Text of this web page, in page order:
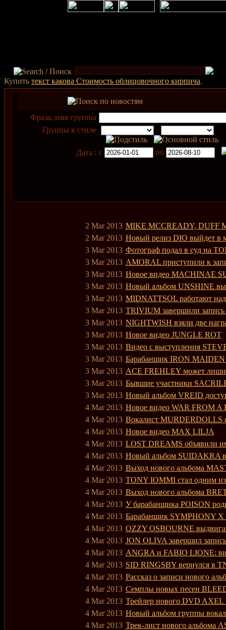
Купить текст какова Стоимость облицовочного кирпича.
Фраза, имя группы
Группы в стиле
Дата : с по
2 Mar 2013 MIKE MCCREADY, DUFF
2 Mar 2013 Новый релиз DIO выйдет в
3 Mar 2013 Фотограф подал в суд на
3 Mar 2013 AMORAL приступили к
3 Mar 2013 Новое видео MACHINAE
3 Mar 2013 Новый альбом UNSHINE
3 Mar 2013 MIDNATTSOL работают
3 Mar 2013 TRIVIUM завершили запись
3 Mar 2013 NIGHTWISH взяли две
3 Mar 2013 Новое видео JUNGLE ROT
3 Mar 2013 Видео с выступления
3 Mar 2013 Барабанщик IRON MAIDEN
3 Mar 2013 ACE FREHLEY может
3 Mar 2013 Бывшие участники
3 Mar 2013 Новый альбом VREID
4 Mar 2013 Новое видео WAR FROM
4 Mar 2013 Вокалист MURDERDOLLS
4 Mar 2013 Новое видео MAX LILJA
4 Mar 2013 LOST DREAMS объявили
4 Mar 2013 Новый альбом SUIDAKRA
4 Mar 2013 Выход нового альбома
4 Mar 2013 TONY IOMMI стал одним
4 Mar 2013 Выход нового альбома
4 Mar 2013 У барабанщика POISON
4 Mar 2013 Барабанщик SYMPHONY X
4 Mar 2013 OZZY OSBOURNE
4 Mar 2013 JON OLIVA завершил
4 Mar 2013 ANGRA и FABIO LIONE:
4 Mar 2013 SID RINGSBY вернулся в
4 Mar 2013 Рассказ о записи нового
4 Mar 2013 Семплы новых песен
4 Mar 2013 Трейлер нового DVD
4 Mar 2013 Новый альбом группы
4 Mar 2013 Трек-лист нового альбома